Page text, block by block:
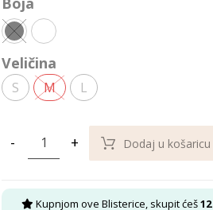
Veličina
S M L
- + Dodaj u košaricu
Kupnjom ove Blisterice, skupit ćeš12